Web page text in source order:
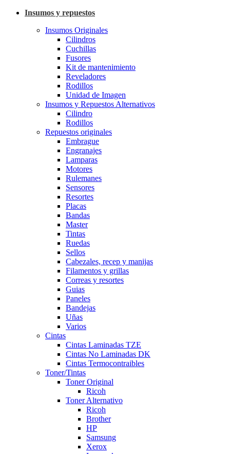
Insumos y repuestos
Insumos Originales
Cilindros
Cuchillas
Fusores
Kit de mantenimiento
Reveladores
Rodillos
Unidad de Imagen
Insumos y Repuestos Alternativos
Cilindro
Rodillos
Repuestos originales
Embrague
Engranajes
Lamparas
Motores
Rulemanes
Sensores
Resortes
Placas
Bandas
Master
Tintas
Ruedas
Sellos
Cabezales, recep y manijas
Filamentos y grillas
Correas y resortes
Guias
Paneles
Bandejas
Uñas
Varios
Cintas
Cintas Laminadas TZE
Cintas No Laminadas DK
Cintas Termocontraibles
Toner/Tintas
Toner Original
Ricoh
Toner Alternativo
Ricoh
Brother
HP
Samsung
Xerox